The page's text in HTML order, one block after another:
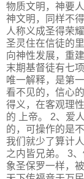
物质文明，神要
神文明，同样不
人称义成圣得荣
圣灵住在信徒的
向神性发展，重
末期基督徒有七
唯一解释，是第
看不见的，信心
得义，在客观理
的 上帝。 2、爱
的，可操作的是
我们就少了算计
之内皆兄弟。 3
象圣保罗一样，